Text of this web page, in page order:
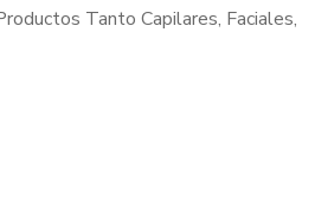
Tanto Capilares, Faciales,